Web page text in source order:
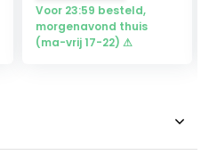
Voor 23:59 besteld,
morgenavond thuis
(ma-vrij 17-22) ⚠